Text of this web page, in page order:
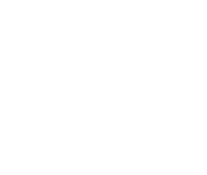
si prosoape gratuite)
iarna)